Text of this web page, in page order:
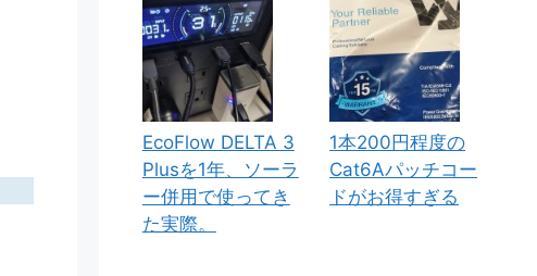
EcoFlow DELTA 3
Plusを1年、ソーラ
ー併用で使ってき
た実際。
1本200円程度の
Cat6Aパッチコー
ドがお得すぎる